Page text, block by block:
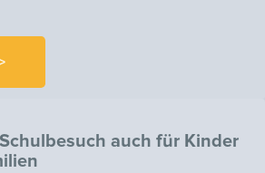
auch für Kinder